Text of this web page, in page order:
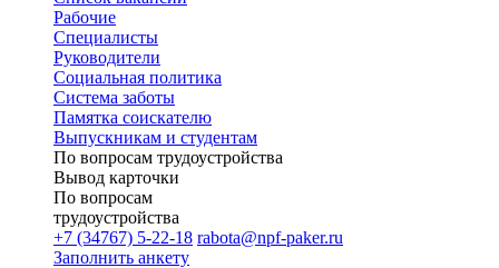
Рабочие
Специалисты
Руководители
Cоциальная политика
Система заботы
Памятка соискателю
Выпускникам и студентам
По вопросам трудоустройства
Вывод карточки
По вопросам
трудоустройства
+7 (34767) 5-22-18 rabota@npf-paker.ru
Заполнить анкету